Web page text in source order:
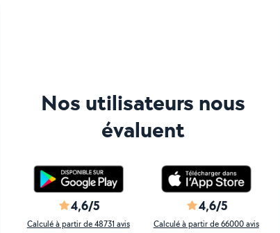
Nos utilisateurs nous
évaluent
4,6/5
Calculé à partir de 48731 avis
4,6/5
Calculé à partir de 66000 avis